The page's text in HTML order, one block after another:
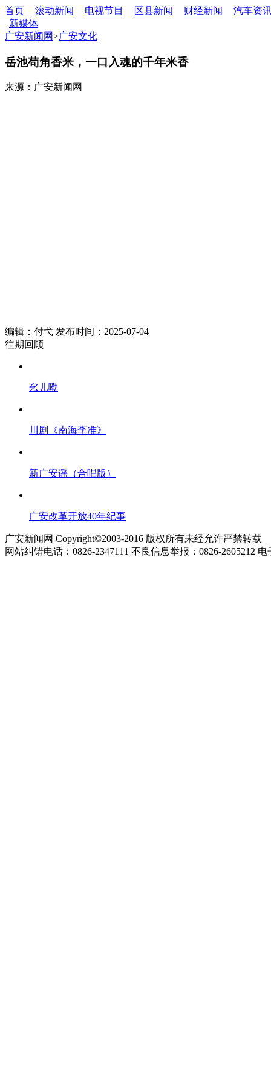
首页 滚动新闻 电视节目 区县新闻 财经新闻
汽车资
新媒体
广安新闻网>广安文化
岳池苟角香米，一口入魂的千年米香
来源：广安新闻网
编辑：付弋 发布时间：2025-07-04
往期回顾
幺儿嘞
川剧《南海李准》
新广安谣（合唱版）
广安改革开放40年纪事
广安新闻网 Copyright©2003-2016 版权所有未经允许严禁转载
网站纠错电话：0826-2347111 不良信息举报：0826-2605212